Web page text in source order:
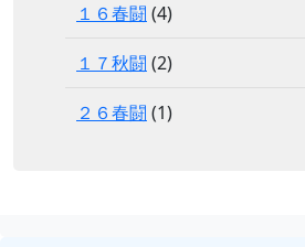
１６春闘 (4)
１７秋闘 (2)
２６春闘 (1)